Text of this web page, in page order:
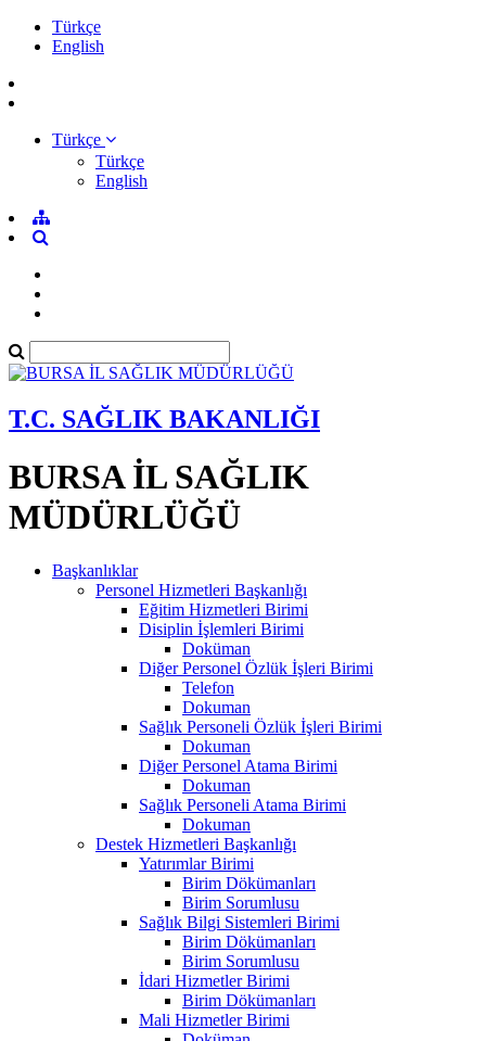
Türkçe
English
Türkçe
Türkçe
English
T.C. SAĞLIK BAKANLIĞI
BURSA İL SAĞLIK
MÜDÜRLÜĞÜ
Başkanlıklar
Personel Hizmetleri Başkanlığı
Eğitim Hizmetleri Birimi
Disiplin İşlemleri Birimi
Doküman
Diğer Personel Özlük İşleri Birimi
Telefon
Dokuman
Sağlık Personeli Özlük İşleri Birimi
Dokuman
Diğer Personel Atama Birimi
Dokuman
Sağlık Personeli Atama Birimi
Dokuman
Destek Hizmetleri Başkanlığı
Yatırımlar Birimi
Birim Dökümanları
Birim Sorumlusu
Sağlık Bilgi Sistemleri Birimi
Birim Dökümanları
Birim Sorumlusu
İdari Hizmetler Birimi
Birim Dökümanları
Mali Hizmetler Birimi